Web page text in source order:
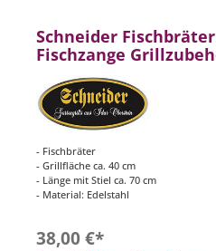
Schneider
Fischzange
- Fischbräter
- Grillfläche ca. 40 cm
- Länge mit Stiel ca. 70 cm
- Material: Edelstahl
38,00 €*